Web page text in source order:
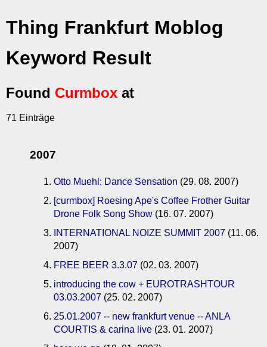
Thing Frankfurt Moblog
Keyword Result
Found Curmbox at
71 Einträge
2007
Otto Muehl: Dance Sensation (29. 08. 2007)
[curmbox] Roesing Ape's Coffee Frother Guitar
Drone Folk Song Show (16. 07. 2007)
INTERNATIONAL NOIZE SUMMIT 2007 (11. 06.
2007)
FREE BEER 3.3.07 (02. 03. 2007)
introducing the cow + EUROTRASHTOUR
03.03.2007 (25. 02. 2007)
25.01.2007 -- new frankfurt venue -- ANLA
COURTIS & carina live (23. 01. 2007)